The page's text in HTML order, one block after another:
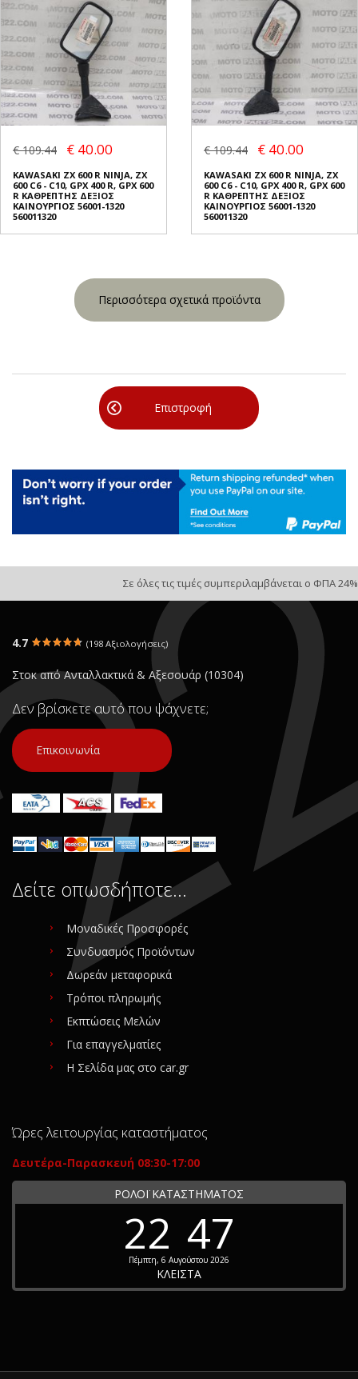
€ 109.44 € 40.00
KAWASAKI ZX 600 R NINJA, ZX
600 C6 - C10, GPX 400 R, GPX 600
R ΚΑΘΡΕΠΤΗΣ ΔΕΞΙΟΣ
ΚΑΙΝΟΥΡΓΙΟΣ 56001-1320
560011320
€ 109.44 € 40.00
KAWASAKI ZX 600 R NINJA, ZX
600 C6 - C10, GPX 400 R, GPX 600
R ΚΑΘΡΕΠΤΗΣ ΔΕΞΙΟΣ
ΚΑΙΝΟΥΡΓΙΟΣ 56001-1320
560011320
Περισσότερα σχετικά προϊόντα
Επιστροφή
Σε όλες τις τιμές συμπεριλαμβάνεται ο ΦΠΑ 24%
4.7 (198 Αξιολογήσεις)
Στοκ από Ανταλλακτικά & Αξεσουάρ (10304)
Δεν βρίσκετε αυτό που ψάχνετε;
Επικοινωνία
Δείτε οπωσδήποτε…
Μοναδικές Προσφορές
Συνδυασμός Προϊόντων
Δωρεάν μεταφορικά
Τρόποι πληρωμής
Εκπτώσεις Μελών
Για επαγγελματίες
Η Σελίδα μας στο car.gr
Ώρες λειτουργίας καταστήματος
Δευτέρα-Παρασκευή 08:30-17:00
ΡΟΛΟΪ ΚΑΤΑΣΤΗΜΑΤΟΣ
22 47
Πέμπτη, 6 Αυγούστου 2026
ΚΛΕΙΣΤΑ